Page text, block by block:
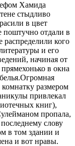
Хамида
стыдливо
в цвет
поштучно отдали в
распределили кого
и его
начиная от
в окна
комнатку размером
привлекал
книг),
пропала,
слову
в том здании и
и вот нравы.